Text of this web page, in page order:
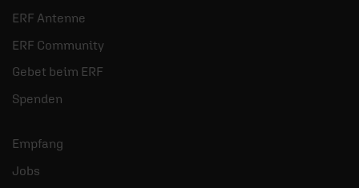
ERF Antenne
ERF Community
Gebet beim ERF
Spenden
Empfang
Jobs